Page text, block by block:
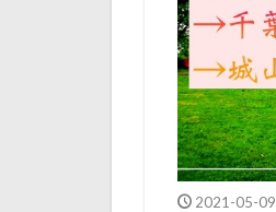
2021-05-09